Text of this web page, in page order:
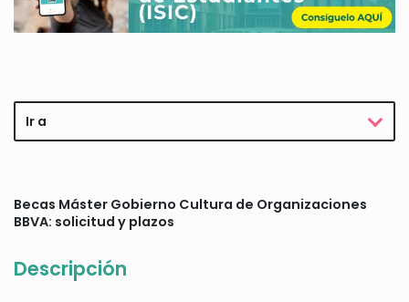
Ir a
Becas Máster Gobierno Cultura de Organizaciones
BBVA: solicitud y plazos
Descripción